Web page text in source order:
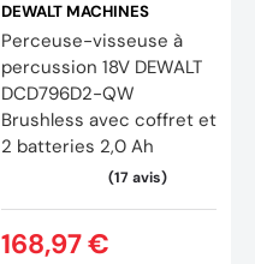
DEWALT MACHINES
Perceuse-visseuse à
percussion 18V DEWALT
DCD796D2-QW
Brushless avec coffret et
2 batteries 2,0 Ah
168,97 €